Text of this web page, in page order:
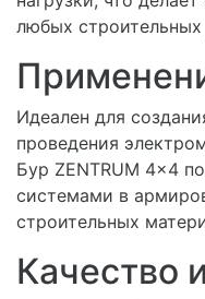
любых строительных
Идеален для
проведения
Бур ZENTRUM 4x4
системами в
строительных
Качество